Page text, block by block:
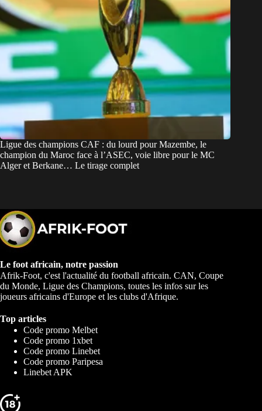
Ligue des champions CAF : du lourd pour Mazembe, le
champion du Maroc face à l’ASEC, voie libre pour le MC
Alger et Berkane… Le tirage complet
Le foot africain, notre passion
Afrik-Foot, c'est l'actualité du football africain. CAN, Coupe
du Monde, Ligue des Champions, toutes les infos sur les
joueurs africains d'Europe et les clubs d'Afrique.
Top articles
Code promo Melbet
Code promo 1xbet
Code promo Linebet
Code promo Paripesa
Linebet APK